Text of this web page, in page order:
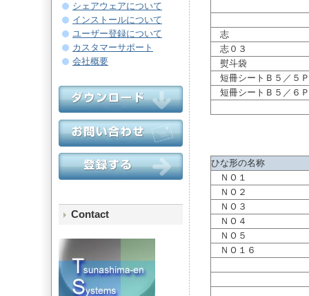
志
志０３
熨斗袋
短冊シートＢ５／５Ｐ
短冊シートＢ５／６Ｐ
ひな形の名称
ＮＯ１
ＮＯ２
ＮＯ３
ＮＯ４
ＮＯ５
ＮＯ１６
シェアウェアについて
インストールについて
ユーザー登録について
カスタマーサポート
会社概要
Contact